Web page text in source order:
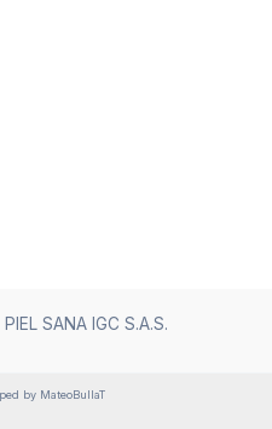
SANA IGC S.A.S.
by MateoBullaT